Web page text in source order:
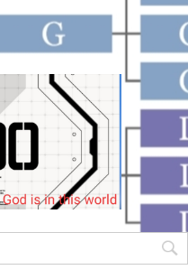
で走っています！